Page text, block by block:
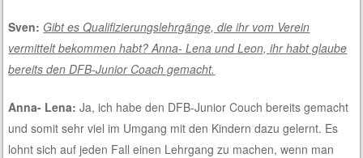
Sven: Gibt es Qualifizierungslehrgänge, die ihr vom Verein
vermittelt bekommen habt? Anna- Lena und Leon, ihr habt glaube
bereits den DFB-Junior Coach gemacht.
Anna- Lena:Ja, ich habe den DFB-Junior Couch bereits gemacht
und somit sehr viel im Umgang mit den Kindern dazu gelernt. Es
lohnt sich auf jeden Fall einen Lehrgang zu machen, wenn man